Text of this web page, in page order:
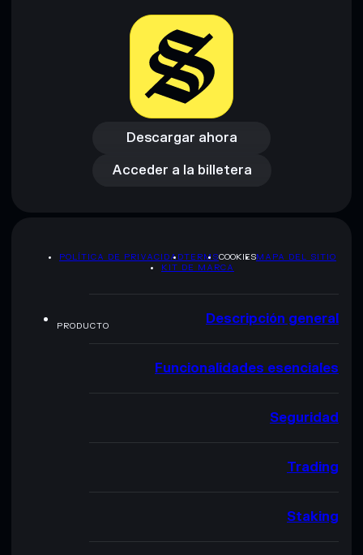
Descargar ahora
Descargar ahora
Acceder a la billetera
Acceder a la billetera
POLÍTICA DE PRIVACIDADTERMSCOOKIESMAPA DEL SITIO
KIT DE MARCA
PRODUCTO Descripción general
Funcionalidades esenciales
Seguridad
Trading
Staking